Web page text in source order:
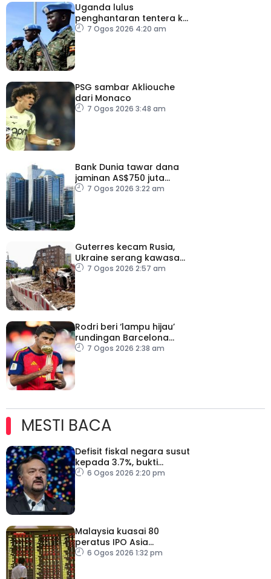
Uganda lulus
penghantaran tentera ke
Gaza bawah pelan
7 Ogos 2026 4:20 am
PSG sambar Akliouche
dari Monaco
7 Ogos 2026 3:48 am
Bank Dunia tawar dana
jaminan AS$750 juta
kepada Indonesia bantu
7 Ogos 2026 3:22 am
Guterres kecam Rusia,
Ukraine serang kawasan
awam7 Ogos 2026 2:57 am
Rodri beri ‘lampu hijau’
rundingan Barcelona
dengan Man City
7 Ogos 2026 2:38 am
MESTI BACA
Defisit fiskal negara susut
kepada 3.7%, bukti
keyakinan pelabur masih
6 Ogos 2026 2:20 pm
Malaysia kuasai 80
peratus IPO Asia
Tenggara, kumpul AS$1.4
6 Ogos 2026 1:32 pm